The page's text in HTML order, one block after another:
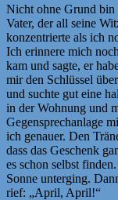
Nicht ohne Grund bin
Vater, der all seine
konzentrierte als ich
Ich erinnere mich
kam und sagte, er
mir den Schlüssel
und suchte gut eine
in der Wohnung und
Gegensprechanlage
ich genauer. Den
dass das Geschenk
es schon selbst
Sonne unterging.
rief: „April, April!“